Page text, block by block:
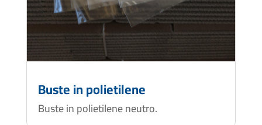
Buste in polietilene
Buste in polietilene neutro.